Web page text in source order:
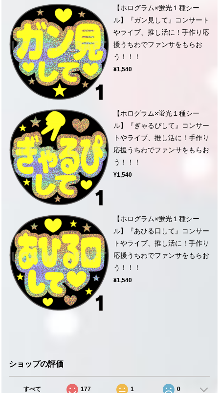
【ホログラム×蛍光１種シー
ル】『ガン見して』コンサート
やライブ、推し活に！手作り応
援うちわでファンサをもらお
う！！！
¥1,540
【ホログラム×蛍光１種シー
ル】『ぎゃるぴして』コンサー
トやライブ、推し活に！手作り
応援うちわでファンサをもらお
う！！！
¥1,540
【ホログラム×蛍光１種シー
ル】『あひる口して』コンサー
トやライブ、推し活に！手作り
応援うちわでファンサをもらお
う！！！
¥1,540
ショップの評価
すべて 177 1 0